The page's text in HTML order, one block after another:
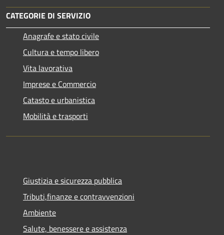
CATEGORIE DI SERVIZIO
Anagrafe e stato civile
Cultura e tempo libero
Vita lavorativa
Imprese e Commercio
Catasto e urbanistica
Mobilità e trasporti
Giustizia e sicurezza pubblica
Tributi,finanze e contravvenzioni
Ambiente
Salute, benessere e assistenza